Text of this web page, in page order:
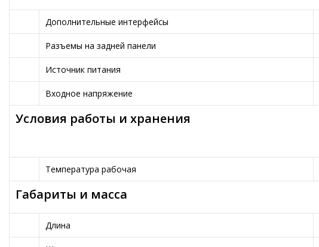
Дополнительные интерфейсы
Разъемы на задней панели
Источник питания
Входное напряжение
Условия работы и хранения
Температура рабочая
Габариты и масса
Длина